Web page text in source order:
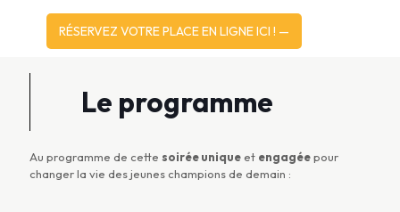
RÉSERVEZ VOTRE PLACE EN LIGNE ICI ! —
Le programme
Au programme de cette soirée unique et engagéepour
changer la vie des jeunes champions de demain :